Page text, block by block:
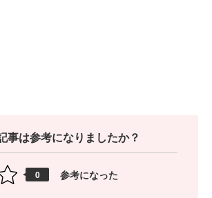
事は参考になりましたか？
0 参考になった